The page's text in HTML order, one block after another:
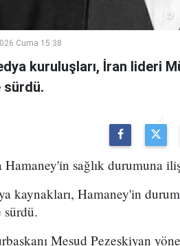
Cuma 15:38
kuruluşları, İran lideri
sürdü.
sağlık durumuna
kaynakları, Hamaney'in
Mesud Pezeşkiyan